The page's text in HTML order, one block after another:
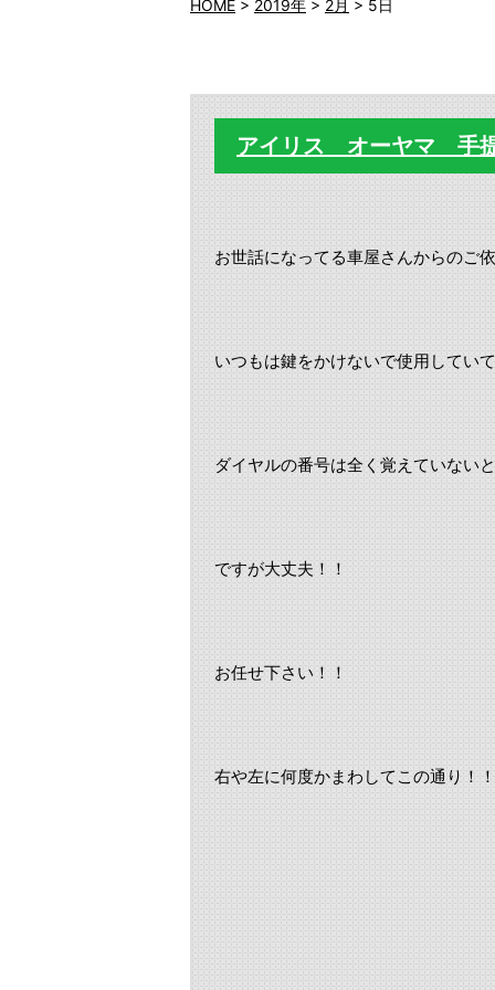
HOME > 2019年 > 2月 > 5日
アイリス オーヤマ 手
お世話になってる車屋さんからのご
いつもは鍵をかけないで使用してい
ダイヤルの番号は全く覚えていない
ですが大丈夫！！
お任せ下さい！！
右や左に何度かまわしてこの通り！